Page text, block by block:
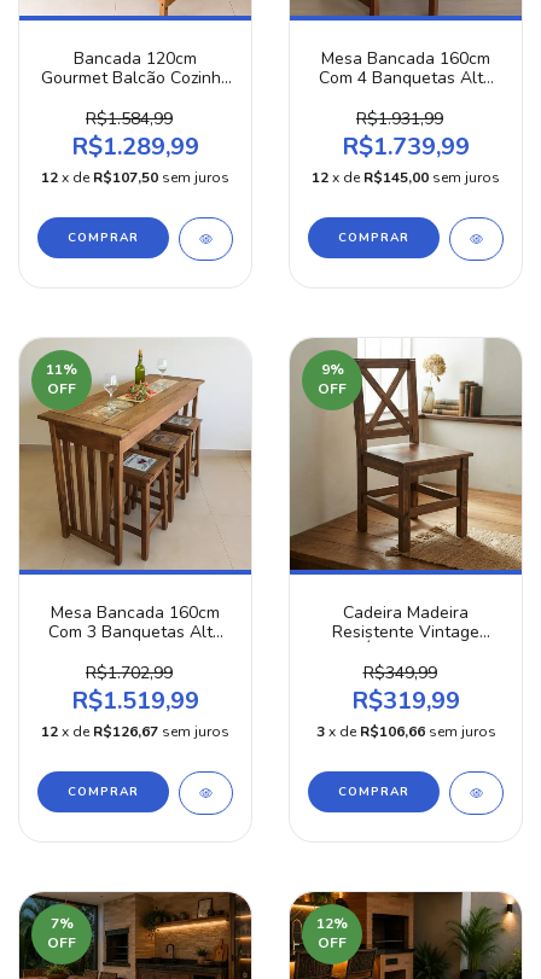
Bancada 120cm
Gourmet Balcão Cozinha
Encosto
R$1.584,99
R$1.289,99
12x de R$107,50 sem juros
COMPRAR
Mesa Bancada 160cm
Com 4 Banquetas Alta
R$1.931,99
R$1.739,99
12x de R$145,00 sem juros
COMPRAR
11%
OFF
Mesa Bancada 160cm
Com 3 Banquetas Alta
R$1.702,99
R$1.519,99
12x de R$126,67 sem juros
COMPRAR
9%
OFF
Cadeira Madeira
Resistente Vintage
R$349,99
R$319,99
3 x de R$106,66 sem juros
COMPRAR
7%
OFF
12%
OFF